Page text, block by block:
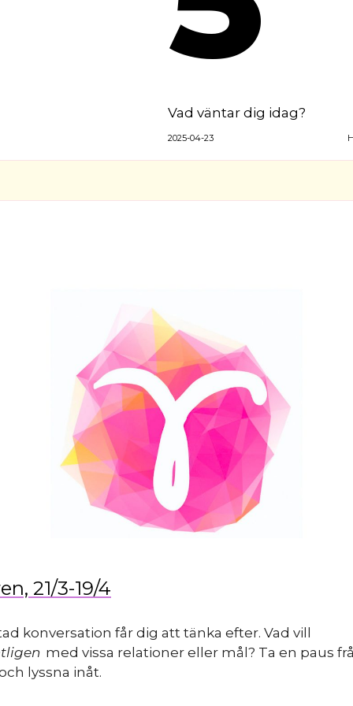
Vad väntar dig idag?
2025-04-23
21/3-19/4
konversation får dig att tänka efter. Vad vill
med vissa relationer eller mål? Ta en paus
lyssna inåt.